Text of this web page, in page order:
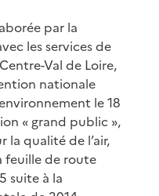
par la
les services de
Val de Loire,
nationale
le 18
« grand public »,
la qualité de l’air,
feuille de route
suite à la